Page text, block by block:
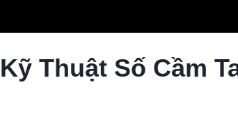
Thuật Số Cầm